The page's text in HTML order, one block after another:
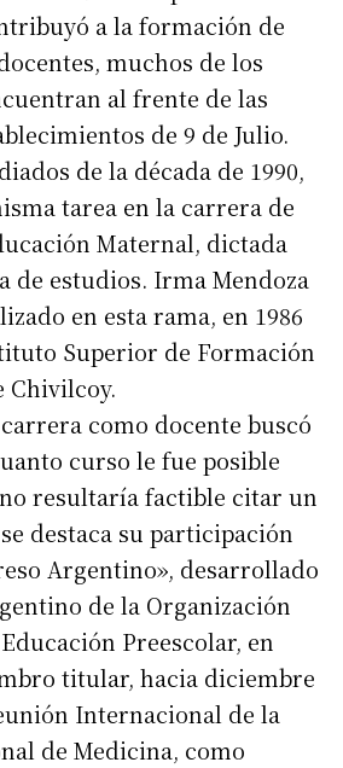
*
a la formación de
muchos de los
al frente de las
de 9 de Julio.
de la década de 1990,
tarea en la carrera de
Maternal, dictada
de estudios. Irma Mendoza
en esta rama, en 1986
Superior de Formación
Chivilcoy.
como docente buscó
curso le fue posible
resultaría factible citar un
destaca su participación
Argentino», desarrollado
de la Organización
Preescolar, en
titular, hacia diciembre
Internacional de la
de Medicina, como